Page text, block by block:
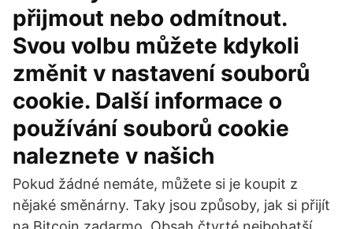
přijmout nebo odmítnout.
Svou volbu můžete kdykoli
změnit v nastavení souborů
cookie. Další informace o
používání souborů cookie
naleznete v našich
Pokud žádné nemáte, můžete si je koupit z
nějaké směnárny. Taky jsou způsoby, jak si přijít